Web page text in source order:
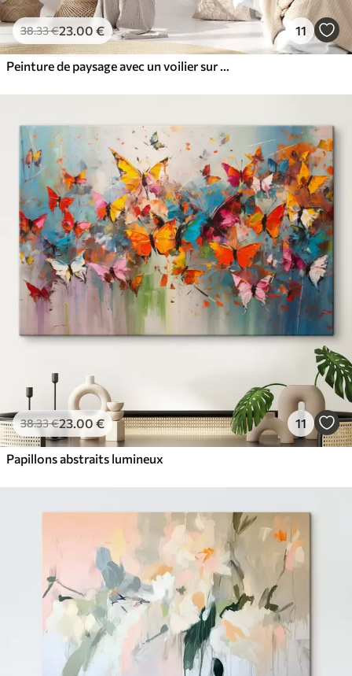
38.33€23.00 € 11
Peinture de paysage avec un voilier sur une mer calme, ciel orange et jaune, montagnes lointaines
38.33€23.00 € 11
Papillons abstraits lumineux